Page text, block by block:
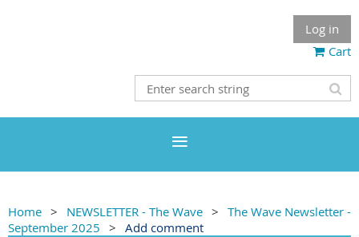
Log in
Cart
Home NEWSLETTER - The Wave
The Wave Newsletter -
September 2025
Add comment